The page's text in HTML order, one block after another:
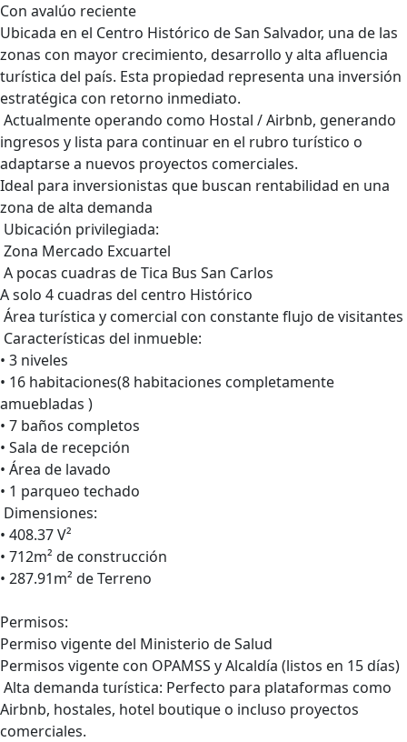
Con avalúo reciente
Ubicada en el Centro Histórico de San Salvador, una de las
zonas con mayor crecimiento, desarrollo y alta afluencia
turística del país. Esta propiedad representa una inversión
estratégica con retorno inmediato.
Actualmente operando como Hostal / Airbnb, generando
ingresos y lista para continuar en el rubro turístico o
adaptarse a nuevos proyectos comerciales.
Ideal para inversionistas que buscan rentabilidad en una
zona de alta demanda
Ubicación privilegiada:
Zona Mercado Excuartel
A pocas cuadras de Tica Bus San Carlos
A solo 4 cuadras del centro Histórico
Área turística y comercial con constante flujo de visitantes
Características del inmueble:
• 3 niveles
• 16 habitaciones(8 habitaciones completamente
amuebladas )
• 7 baños completos
• Sala de recepción
• Área de lavado
• 1 parqueo techado
Dimensiones:
• 408.37 V²
• 712m² de construcción
• 287.91m² de Terreno
Permisos:
Permiso vigente del Ministerio de Salud
Permisos vigente con OPAMSS y Alcaldía (listos en 15 días)
Alta demanda turística: Perfecto para plataformas como
Airbnb, hostales, hotel boutique o incluso proyectos
comerciales.